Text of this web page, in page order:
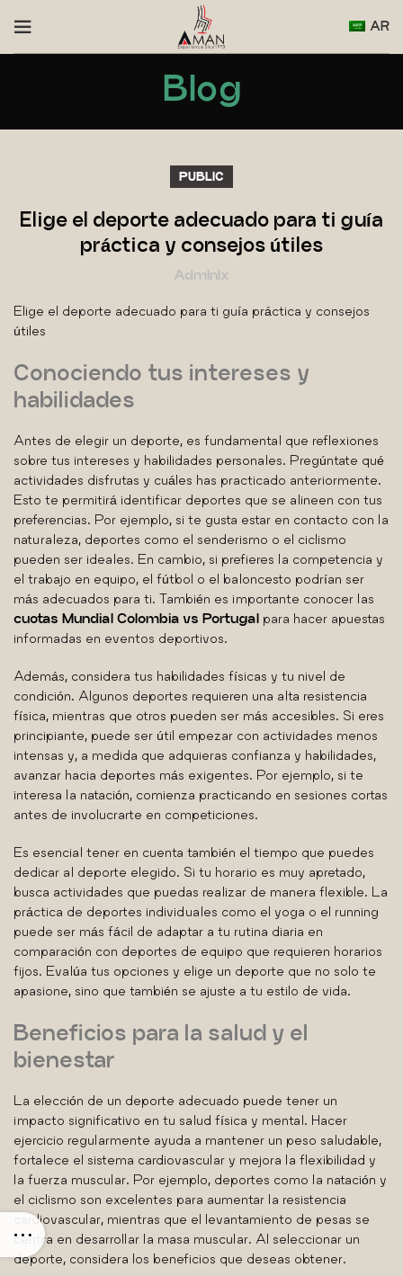
AR
Blog
PUBLIC
Elige el deporte adecuado para ti guía
práctica y consejos útiles
Admlnlx
Elige el deporte adecuado para ti guía práctica y consejos
útiles
Conociendo tus intereses y
habilidades
Antes de elegir un deporte, es fundamental que reflexiones
sobre tus intereses y habilidades personales. Pregúntate qué
actividades disfrutas y cuáles has practicado anteriormente.
Esto te permitirá identificar deportes que se alineen con tus
preferencias. Por ejemplo, si te gusta estar en contacto con la
naturaleza, deportes como el senderismo o el ciclismo
pueden ser ideales. En cambio, si prefieres la competencia y
el trabajo en equipo, el fútbol o el baloncesto podrían ser
más adecuados para ti. También es importante conocer las
cuotas Mundial Colombia vs Portugal para hacer apuestas
informadas en eventos deportivos.
Además, considera tus habilidades físicas y tu nivel de
condición. Algunos deportes requieren una alta resistencia
física, mientras que otros pueden ser más accesibles. Si eres
principiante, puede ser útil empezar con actividades menos
intensas y, a medida que adquieras confianza y habilidades,
avanzar hacia deportes más exigentes. Por ejemplo, si te
interesa la natación, comienza practicando en sesiones cortas
antes de involucrarte en competiciones.
Es esencial tener en cuenta también el tiempo que puedes
dedicar al deporte elegido. Si tu horario es muy apretado,
busca actividades que puedas realizar de manera flexible. La
práctica de deportes individuales como el yoga o el running
puede ser más fácil de adaptar a tu rutina diaria en
comparación con deportes de equipo que requieren horarios
fijos. Evalúa tus opciones y elige un deporte que no solo te
apasione, sino que también se ajuste a tu estilo de vida.
Beneficios para la salud y el
bienestar
La elección de un deporte adecuado puede tener un
impacto significativo en tu salud física y mental. Hacer
ejercicio regularmente ayuda a mantener un peso saludable,
fortalece el sistema cardiovascular y mejora la flexibilidad y
la fuerza muscular. Por ejemplo, deportes como la natación y
el ciclismo son excelentes para aumentar la resistencia
cardiovascular, mientras que el levantamiento de pesas se
centra en desarrollar la masa muscular. Al seleccionar un
deporte, considera los beneficios que deseas obtener.